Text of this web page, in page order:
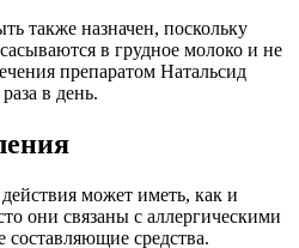
также назначен, поскольку
в грудное молоко и не
препаратом Натальсид
в день.
может иметь, как и
они связаны с аллергическими
средства.